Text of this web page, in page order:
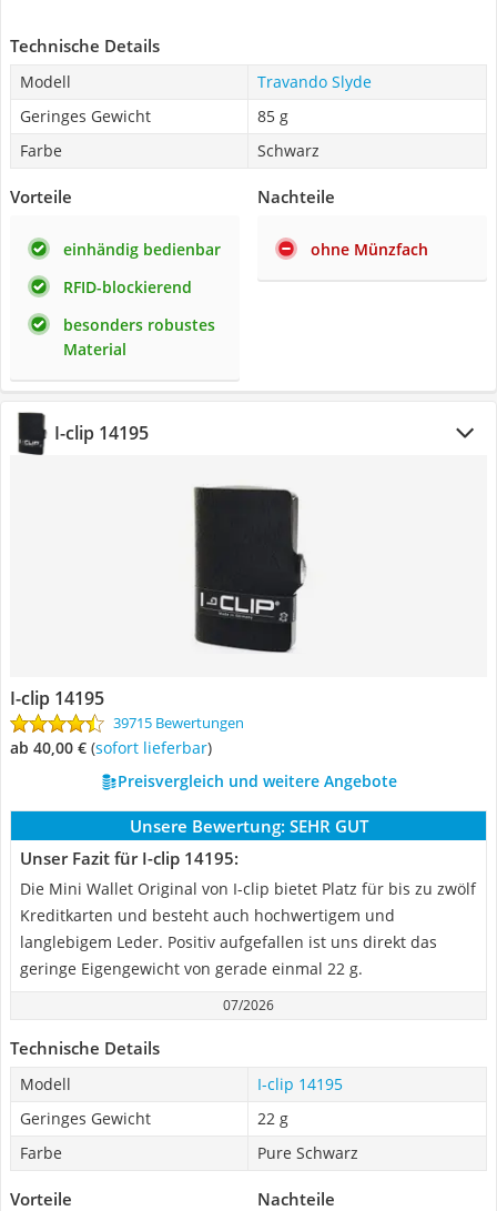
Technische Details
Modell
Travando Slyde
Geringes Gewicht
85 g
Farbe
Schwarz
Vorteile
einhändig bedienbar
RFID-blockierend
besonders robustes
Material
Nachteile
ohne Münzfach
I-clip 14195
I-clip 14195
39715 Bewertungen
ab 40,00 € ( Sofort lieferbar)
Preisvergleich und weitere Angebote
Unsere Bewertung: SEHR GUT
Unser Fazit für I-clip 14195:
Die Mini Wallet Original von I-clip bietet Platz für bis zu zwölf
Kreditkarten und besteht auch hochwertigem und
langlebigem Leder. Positiv aufgefallen ist uns direkt das
geringe Eigengewicht von gerade einmal 22 g.
07/2026
Technische Details
Modell
I-clip 14195
Geringes Gewicht
22 g
Farbe
Pure Schwarz
Vorteile Nachteile